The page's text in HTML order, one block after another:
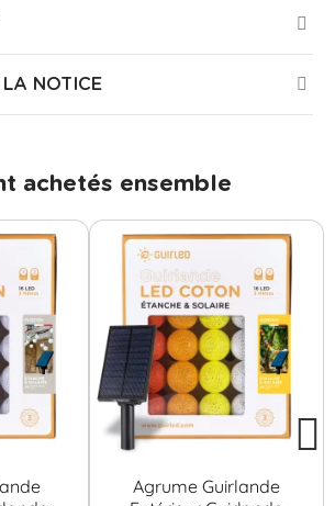
LA NOTICE
achetés ensemble
Agrume Guirlande